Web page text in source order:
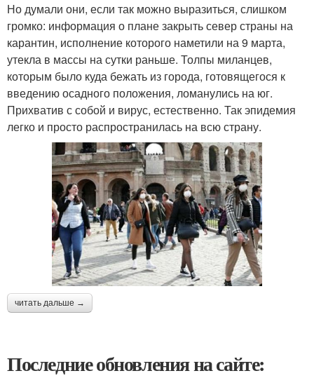
Но думали они, если так можно выразиться, слишком
громко: информация о плане закрыть север страны на
карантин, исполнение которого наметили на 9 марта,
утекла в массы на сутки раньше. Толпы миланцев,
которым было куда бежать из города, готовящегося к
введению осадного положения, ломанулись на юг.
Прихватив с собой и вирус, естественно. Так эпидемия
легко и просто распространилась на всю страну.
читать дальше →
Последние обновления на сайте: